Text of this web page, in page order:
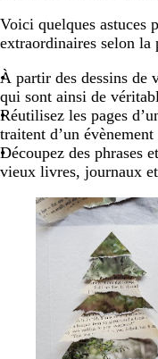
Voici quelques astuces
extraordinaires selon
À partir des dessins de
qui sont ainsi de
Réutilisez les pages
traitent d’un évènement
Découpez des phrases
vieux livres, journaux